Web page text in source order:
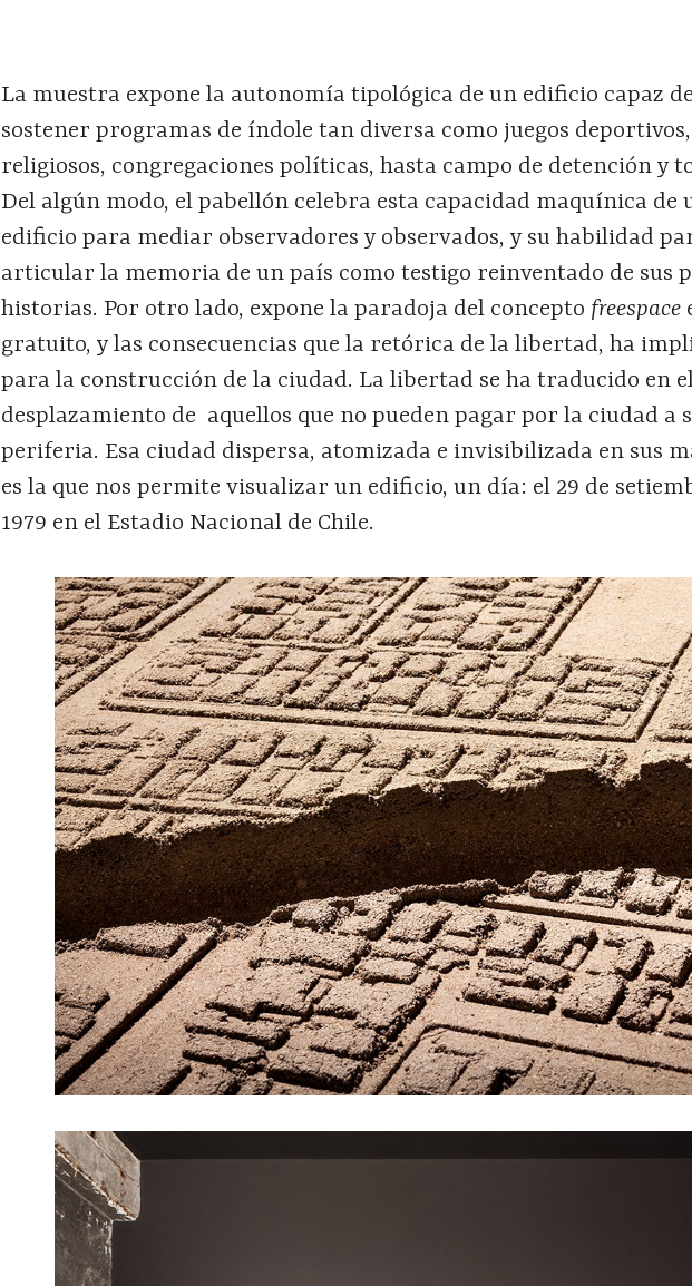
La muestra expone la autonomía tipológica de un edificio capaz
sostener programas de índole tan diversa como juegos
religiosos, congregaciones políticas, hasta campo de detención y
Del algún modo, el pabellón celebra esta capacidad maquínica de
edificio para mediar observadores y observados, y su habilidad
articular la memoria de un país como testigo reinventado de sus
historias. Por otro lado, expone la paradoja del concepto freespace
gratuito, y las consecuencias que la retórica de la libertad, ha
para la construcción de la ciudad. La libertad se ha traducido en
desplazamiento de aquellos que no pueden pagar por la ciudad a
periferia. Esa ciudad dispersa, atomizada e invisibilizada en sus
es la que nos permite visualizar un edificio, un día: el 29 de
1979 en el Estadio Nacional de Chile.